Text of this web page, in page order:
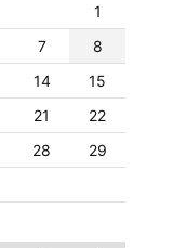
1
7
8
14
15
21
22
28
29